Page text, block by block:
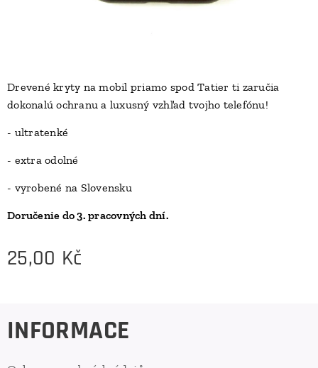
Drevené kryty na mobil priamo spod Tatier ti zaručia
dokonalú ochranu a luxusný vzhľad tvojho telefónu!
- ultratenké
- extra odolné
- vyrobené na Slovensku
Doručenie do 3. pracovných dní.
25,00 Kč
INFORMACE